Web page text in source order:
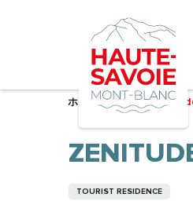
ホーム – 準備中
TOURIST RESIDENCE